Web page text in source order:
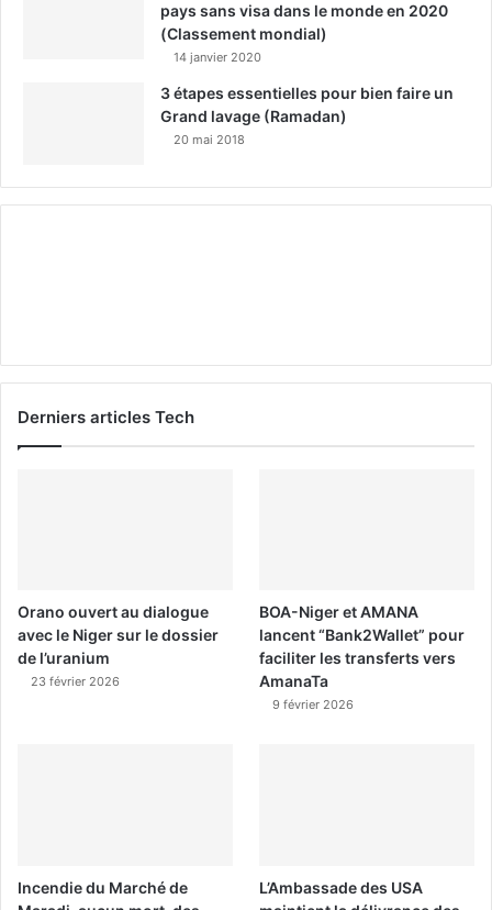
pays sans visa dans le monde en 2020
(Classement mondial)
14 janvier 2020
3 étapes essentielles pour bien faire un
Grand lavage (Ramadan)
20 mai 2018
Derniers articles Tech
Orano ouvert au dialogue
avec le Niger sur le dossier
de l’uranium
23 février 2026
BOA-Niger et AMANA
lancent “Bank2Wallet” pour
faciliter les transferts vers
AmanaTa
9 février 2026
Incendie du Marché de
L’Ambassade des USA